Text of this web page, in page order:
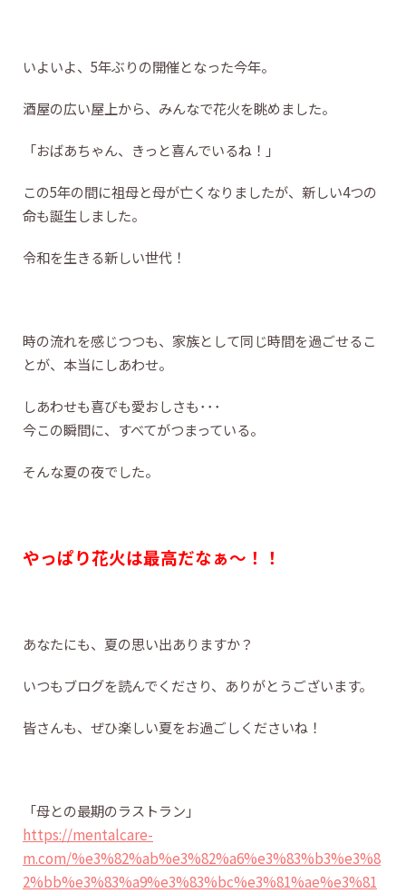
いよいよ、5年ぶりの開催となった今年。
酒屋の広い屋上から、みんなで花火を眺めました。
「おばあちゃん、きっと喜んでいるね！」
この5年の間に祖母と母が亡くなりましたが、新しい4つの
命も誕生しました。
令和を生きる新しい世代！
時の流れを感じつつも、家族として同じ時間を過ごせるこ
とが、本当にしあわせ。
しあわせも喜びも愛おしさも･･･
今この瞬間に、すべてがつまっている。
そんな夏の夜でした。
やっぱり花火は最高だなぁ～！！
あなたにも、夏の思い出ありますか？
いつもブログを読んでくださり、ありがとうございます。
皆さんも、ぜひ楽しい夏をお過ごしくださいね！
「母との最期のラストラン」
https://mentalcare-
m.com/%e3%82%ab%e3%82%a6%e3%83%b3%e3%8
2%bb%e3%83%a9%e3%83%bc%e3%81%ae%e3%81